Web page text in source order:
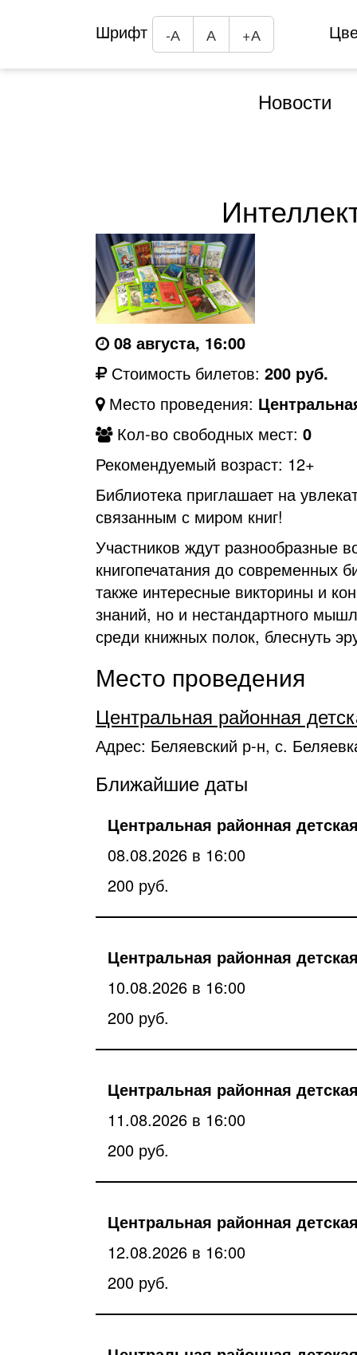
Шрифт -А А +А
Новости
08 августа, 16:00
Стоимость билетов: 200 руб.
Место проведения:
Кол-во свободных мест: 0
Рекомендуемый возраст: 12+
Библиотека приглашает на
связанным с миром книг!
Участников ждут разнообразные
книгопечатания до современных
также интересные викторины и
знаний, но и нестандартного
среди книжных полок, блеснуть
Место проведения
Центральная районная
Адрес: Беляевский р-н, с.
Ближайшие даты
Центральная районная
08.08.2026 в 16:00
200 руб.
Центральная районная
10.08.2026 в 16:00
200 руб.
Центральная районная
11.08.2026 в 16:00
200 руб.
Центральная районная
12.08.2026 в 16:00
200 руб.